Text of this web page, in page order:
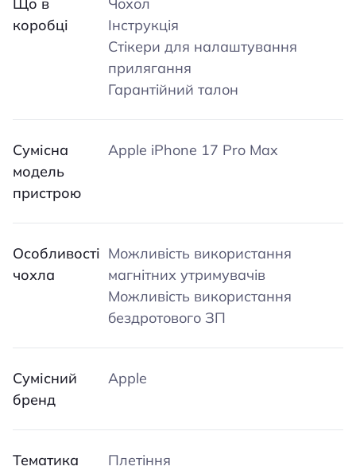
коробці
Інструкція
Стікери для налаштування
прилягання
Гарантійний талон
Сумісна
модель
пристрою
Apple iPhone 17 Pro Max
Особливості
чохла
Можливість використання
магнітних утримувачів
Можливість використання
бездротового ЗП
Сумісний
бренд
Apple
Тематика
Плетіння